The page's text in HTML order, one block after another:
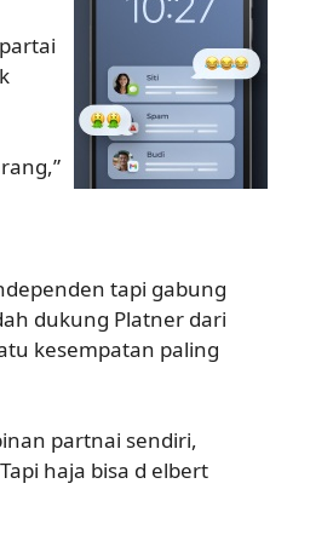
tapi gabung
dukung Platner dari
kesempatan paling
partnai sendiri,
haja bisa d elbert